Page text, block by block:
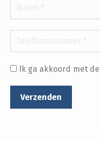
Ik ga akkoord met de